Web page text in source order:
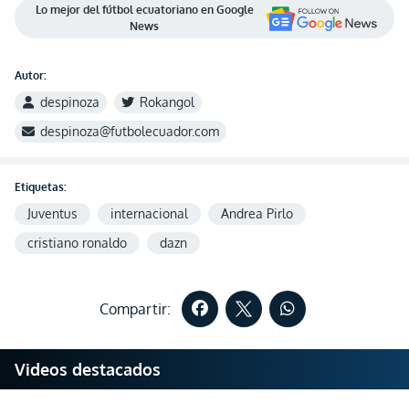
Lo mejor del fútbol ecuatoriano en Google
News
Autor:
despinoza
Rokangol
despinoza@futbolecuador.com
Etiquetas:
Juventus internacional
Andrea Pirlo
cristiano ronaldo
dazn
Compartir:
Videos destacados